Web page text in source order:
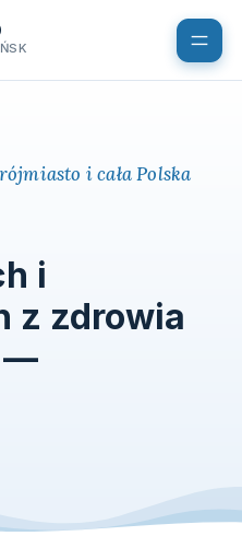
i cała Polska
i
z zdrowia
—